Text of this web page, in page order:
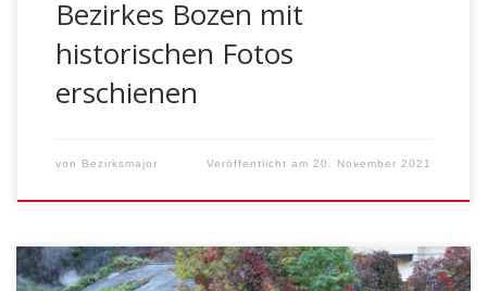
Bezirkes Bozen mit
historischen Fotos
erschienen
von Bezirksmajor Veröffentlicht am20. November 2021